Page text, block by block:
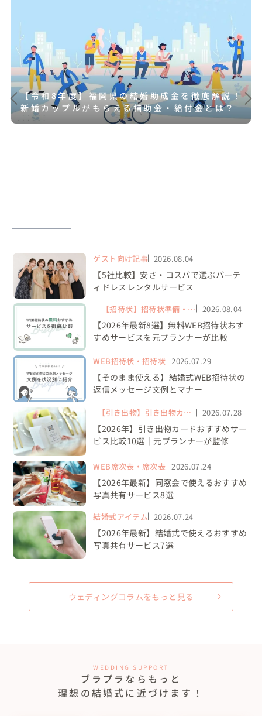
【令和8年度】福岡県の結婚助成金を徹底解説！
新婚カップルがもらえる補助金・給付金とは？
ゲスト向け記事 2026.08.04
【5社比較】安さ・コスパで選ぶパーテ
ィドレスレンタルサービス
【招待状】招待状準備・
WEB招待状サービス
2026.08.04
【2026年最新8選】無料WEB招待状おす
すめサービスを元プランナーが比較
WEB招待状・招待状 2026.07.29
【そのまま使える】結婚式WEB招待状の
返信メッセージ文例とマナー
【引き出物】引き出物カー
ド・WEB引き出物
2026.07.28
【2026年】引き出物カードおすすめサー
ビス比較10選｜元プランナーが監修
WEB席次表・席次表 2026.07.24
【2026年最新】同窓会で使えるおすすめ
写真共有サービス8選
結婚式アイテム 2026.07.24
【2026年最新】結婚式で使えるおすすめ
写真共有サービス7選
ウェディングコラムをもっと見る
WEDDING SUPPORT
ブラプラならもっと
理想の結婚式に近づけます！